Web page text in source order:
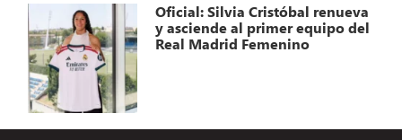
Oficial: Silvia Cristóbal renueva
y asciende al primer equipo del
Real Madrid Femenino